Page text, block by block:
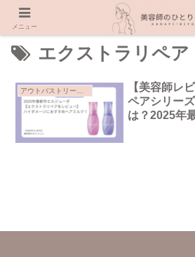
エクストラリペア
【美容師レ
ペアシリー
は？2025年
メニュー